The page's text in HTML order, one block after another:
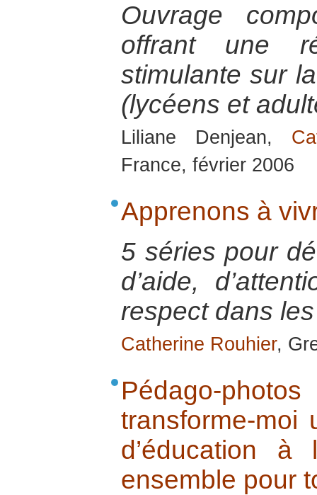
Ouvrage
offrant une
stimulante sur
(lycéens et
Liliane Denjean,
France, février 2006
Apprenons à
5 séries pour
d’aide,
respect dans
Catherine Rouhier,
Pédago-
transforme-
d’éducation
ensemble pour